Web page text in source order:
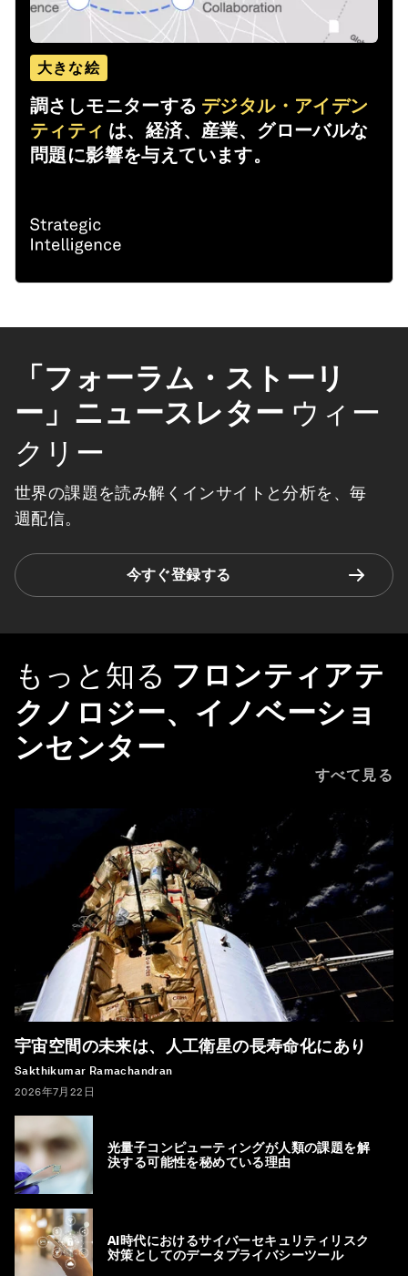
大きな絵
調さしモニターする デジタル・アイデン
ティティ は、経済、産業、グローバルな
問題に影響を与えています。
「フォーラム・ストーリ
ー」ニュースレター ウィー
クリー
世界の課題を読み解くインサイトと分析を、毎
週配信。
今すぐ登録する
もっと知る フロンティアテ
クノロジー、イノベーショ
ンセンター
すべて見る
宇宙空間の未来は、人工衛星の長寿命化にあり
Sakthikumar Ramachandran
2026年7月22日
光量子コンピューティングが人類の課題を解
決する可能性を秘めている理由
AI時代におけるサイバーセキュリティリスク
対策としてのデータプライバシーツール